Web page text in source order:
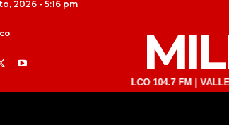
2026 - 5:16 pm
98.9 FM | ATLACOMULCO 104.7 FM | VALLE DE